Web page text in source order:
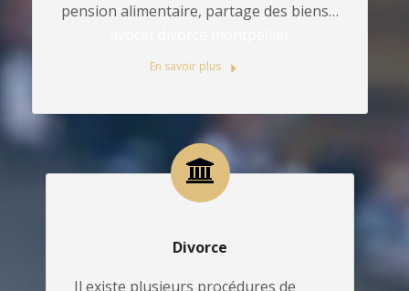
pension alimentaire, partage des biens…
En savoir plus
Divorce
Il existe plusieurs procédures de